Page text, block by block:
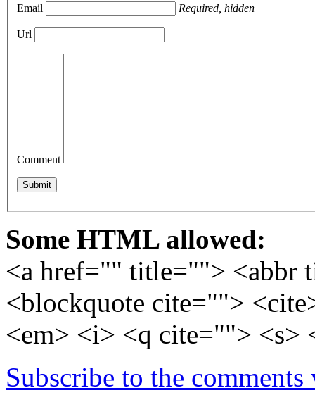
Email Required, hidden
Url
Comment
Some HTML allowed:
<a href="" title=""> <abbr
<blockquote cite="">
<em> <i> <q cite=""> <s>
Subscribe to the comments